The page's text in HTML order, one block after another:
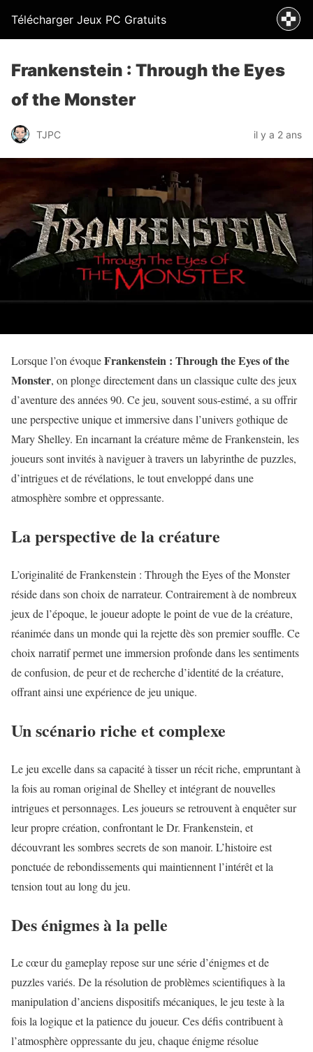
Télécharger Jeux PC Gratuits
Frankenstein : Through the Eyes
of the Monster
TJPC il y a 2 ans
Lorsque l’on évoqueFrankenstein : Through the Eyes of the
Monster, on plonge directement dans un classique culte des jeux
d’aventure des années 90. Ce jeu, souvent sous-estimé, a su offrir
une perspective unique et immersive dans l’univers gothique de
Mary Shelley. En incarnant la créature même de Frankenstein, les
joueurs sont invités à naviguer à travers un labyrinthe de puzzles,
d’intrigues et de révélations, le tout enveloppé dans une
atmosphère sombre et oppressante.
La perspective de la créature
L’originalité de Frankenstein : Through the Eyes of the Monster
réside dans son choix de narrateur. Contrairement à de nombreux
jeux de l’époque, le joueur adopte le point de vue de la créature,
réanimée dans un monde qui la rejette dès son premier souffle. Ce
choix narratif permet une immersion profonde dans les sentiments
de confusion, de peur et de recherche d’identité de la créature,
offrant ainsi une expérience de jeu unique.
Un scénario riche et complexe
Le jeu excelle dans sa capacité à tisser un récit riche, empruntant à
la fois au roman original de Shelley et intégrant de nouvelles
intrigues et personnages. Les joueurs se retrouvent à enquêter sur
leur propre création, confrontant le Dr. Frankenstein, et
découvrant les sombres secrets de son manoir. L’histoire est
ponctuée de rebondissements qui maintiennent l’intérêt et la
tension tout au long du jeu.
Des énigmes à la pelle
Le cœur du gameplay repose sur une série d’énigmes et de
puzzles variés. De la résolution de problèmes scientifiques à la
manipulation d’anciens dispositifs mécaniques, le jeu teste à la
fois la logique et la patience du joueur. Ces défis contribuent à
l’atmosphère oppressante du jeu, chaque énigme résolue